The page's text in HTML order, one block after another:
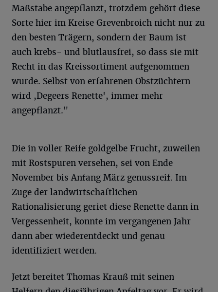
Maßstabe angepflanzt, trotzdem gehört diese
Sorte hier im Kreise Grevenbroich nicht nur zu
den besten Trägern, sondern der Baum ist
auch krebs- und blutlausfrei, so dass sie mit
Recht in das Kreissortiment aufgenommen
wurde. Selbst von erfahrenen Obstzüchtern
wird ,Degeers Renette', immer mehr
angepflanzt."
Die in voller Reife goldgelbe Frucht, zuweilen
mit Rostspuren versehen, sei von Ende
November bis Anfang März genussreif. Im
Zuge der landwirtschaftlichen
Rationalisierung geriet diese Renette dann in
Vergessenheit, konnte im vergangenen Jahr
dann aber wiederentdeckt und genau
identifiziert werden.
Jetzt bereitet Thomas Krauß mit seinen